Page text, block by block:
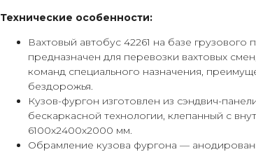
Технические особенности:
Вахтовый автобус 42261 на базе
предназначен для перевозки вахтовых
команд специального назначения,
бездорожья.
Кузов-фургон изготовлен из сэндвич-
бескаркасной технологии, клепанный с
6100х2400х2000 мм.
Обрамление кузова фургона —